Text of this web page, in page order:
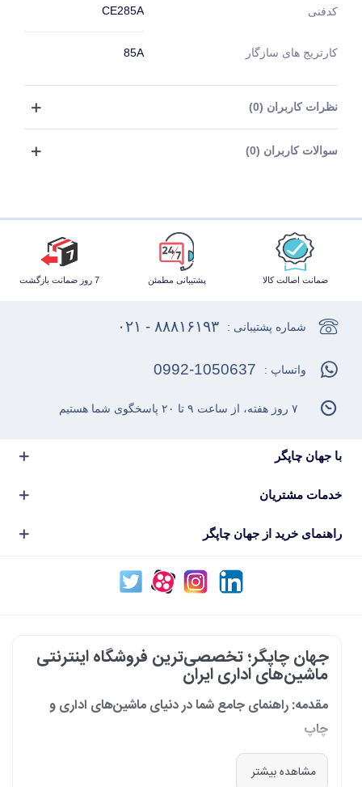
کدفنی CE285A
کارتریج های سازگار 85A
نظرات کاربران (0)
سوالات کاربران (0)
ضمانت اصالت کالا پشتیبانی مطمئن 7 روز ضمانت بازگشت
با جهان چاپگر
خدمات مشتریان
راهنمای خرید از جهان چاپگر
شماره پشتیبانی : ۸۸۸۱۶۱۹۳ - ۰۲۱
واتساپ : 0992-1050637
۷ روز هفته، از ساعت ۹ تا ۲۰ پاسخگوی شما هستیم
جهان چاپگر؛ تخصصی‌ترین فروشگاه اینترنتی
ماشین‌های اداری ایران
مقدمه: راهنمای جامع شما در دنیای ماشین‌های اداری و
چاپ
در دنیای پرشتاب امروز که کسب‌وکارها و سازمان‌ها برای افزایش بهره‌وری خود به
فناوری‌های نوین وابسته‌اند، دسترسی به ابزارهای کارآمد و قابل اعتماد یک
مشاهده بیشتر